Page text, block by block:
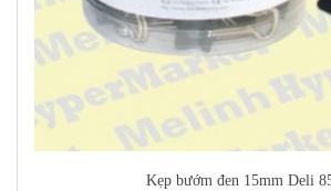
Kẹp bướm đen 15mm Deli